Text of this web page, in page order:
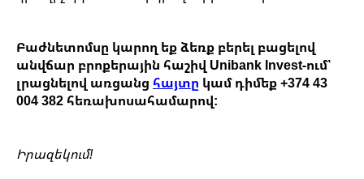
Բաժնետոմսը կարող եք ձեռք բերել բացելով
անվճար բրոքերային հաշիվ Unibank Invest-ում՝
լրացնելով առցանց հայտը կամ դիմեք +374 43
004 382 հեռախոսահամարով:
Իրազեկում!